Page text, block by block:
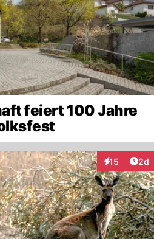
feiert 100 Jahre
15
Interaktionen
2d